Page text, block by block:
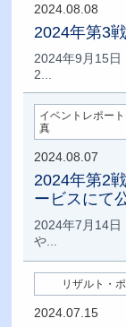
2024.08.08
2024年第3
2024年9月15日
2...
イベントレポー
真
2024.08.07
2024年第2
ービスにて
2024年7月14日
や...
リザルト・
2024.07.15